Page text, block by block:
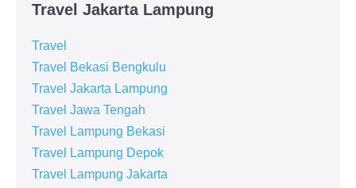
Travel Jakarta Lampung
Travel
Travel Bekasi Bengkulu
Travel Jakarta Lampung
Travel Jawa Tengah
Travel Lampung Bekasi
Travel Lampung Depok
Travel Lampung Jakarta